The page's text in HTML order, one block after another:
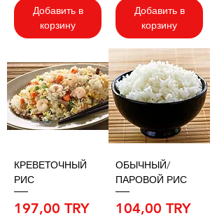
Добавить в
корзину
Добавить в
корзину
КРЕВЕТОЧНЫЙ
РИС
Цена
197,00 TRY
ОБЫЧНЫЙ/
ПАРОВОЙ РИС
Цена
104,00 TRY